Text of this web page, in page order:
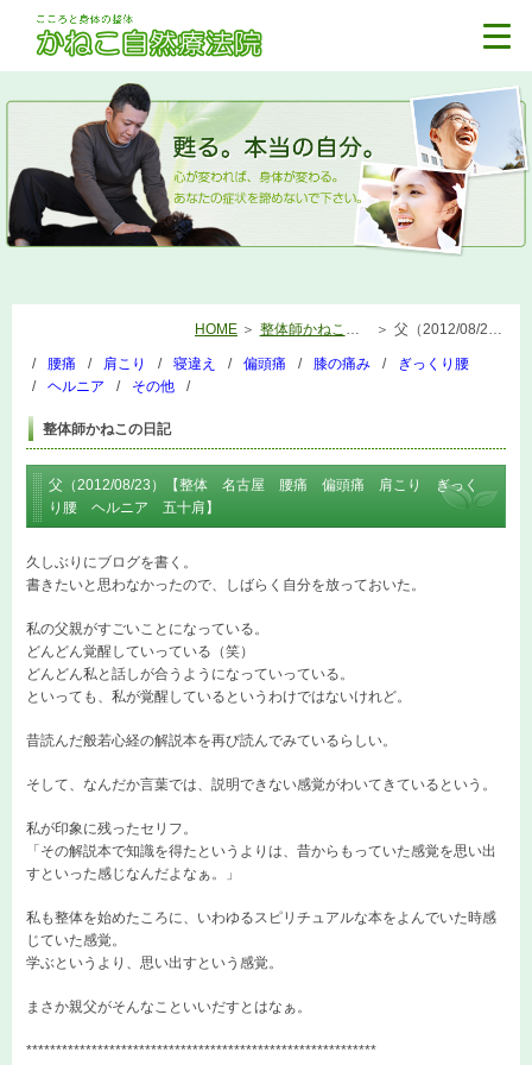
HOME 整体師かねこの日記 父（2012/08/23）【整体 名古屋 腰痛 偏頭痛 肩こり ぎっくり腰 ヘルニア 五十肩】
腰痛 肩こり 寝違え 偏頭痛 膝の痛み
ぎっくり腰
ヘルニア
その他
整体師かねこの日記
父（2012/08/23）【整体 名古屋 腰痛 偏頭痛 肩こり ぎっく
り腰 ヘルニア 五十肩】
久しぶりにブログを書く。
書きたいと思わなかったので、しばらく自分を放っておいた。
私の父親がすごいことになっている。
どんどん覚醒していっている（笑）
どんどん私と話しが合うようになっていっている。
といっても、私が覚醒しているというわけではないけれど。
昔読んだ般若心経の解説本を再び読んでみているらしい。
そして、なんだか言葉では、説明できない感覚がわいてきているという。
私が印象に残ったセリフ。
「その解説本で知識を得たというよりは、昔からもっていた感覚を思い出
すといった感じなんだよなぁ。」
私も整体を始めたころに、いわゆるスピリチュアルな本をよんでいた時感
じていた感覚。
学ぶというより、思い出すという感覚。
まさか親父がそんなこといいだすとはなぁ。
***********************************************************